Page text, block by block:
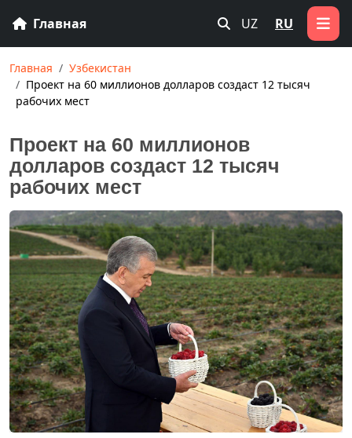
Главная UZ RU
Главная
Узбекистан
Проект на 60 миллионов долларов создаст 12 тысяч
рабочих мест
Проект на 60 миллионов
долларов создаст 12 тысяч
рабочих мест